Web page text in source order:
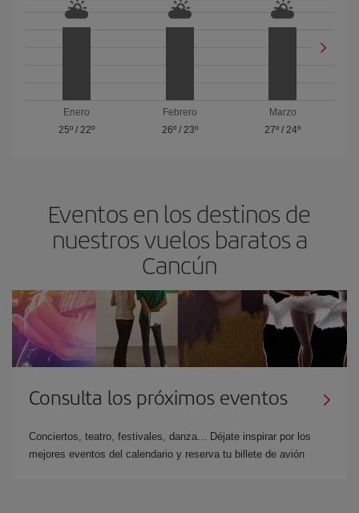
Enero
25º/ 22º
Febrero
26º/ 23º
Marzo
27º /24º
Eventos en los destinos de
nuestros vuelos baratos a
Cancún
Consulta los próximos eventos
Conciertos, teatro, festivales, danza... Déjate inspirar por los
mejores eventos del calendario y reserva tu billete de avión